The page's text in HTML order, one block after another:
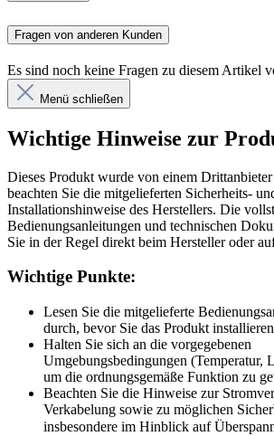
Fragen von anderen Kunden
Es sind noch keine Fragen zu diesem Artikel
Menü schließen
Wichtige Hinweise zur
Dieses Produkt wurde von einem
beachten Sie die mitgelieferten Sicherheits-
Installationshinweise des Herstellers. Die
Bedienungsanleitungen und technischen
Sie in der Regel direkt beim Hersteller oder
Wichtige Punkte:
Lesen Sie die mitgelieferte
durch, bevor Sie das Produkt
Halten Sie sich an die vorgegebenen
Umgebungsbedingungen (Temperatur,
um die ordnungsgemäße Funktion zu
Beachten Sie die Hinweise zur
Verkabelung sowie zu möglichen
insbesondere im Hinblick auf